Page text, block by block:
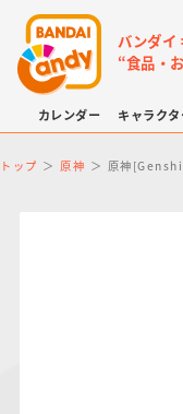
バンダイ
“食品・
カレンダー キャラク
トップ 原神 原神